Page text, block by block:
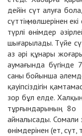
дейін сүт алуға
сүттің мөлшерінен
түрлі өнімдер
шығарылады. Түйе
аз әрі құнары
аумағында бүгінде
саны бойынша
қауіпсіздігін
зор бұл елде.
тұрғындарының
айналысады. Сомали
өнімдерінен (ет, сүт,